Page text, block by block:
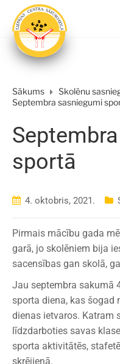
Sākums
Skolēnu
Septembra sasniegumi
sportā
4. oktobris, 2021.
Pirmais mācību gada
garā, jo skolēniem bija
sacensības gan skolā,
Jau septembra sakumā
sporta diena, kas šogad
dienas ietvaros. Katram
līdzdarboties savas
sporta aktivitātēs,
skrējienā.